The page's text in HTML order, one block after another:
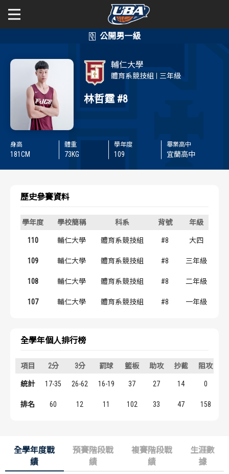
公開男一級 賽事資訊
賽程表
球隊資訊
歷屆冠軍
歷屆個人獎得主
公開女一級
賽事資訊
賽程表
球隊資訊
歷屆冠軍
歷屆個人獎得主
二級與一般組
新聞
輔仁大學
體育系競技組 三年級
林哲霆 #8
身高
181CM
體重
73KG
學年度
109
畢業高中
宜蘭高中
歷史參賽資料
學年度 學校簡稱 科系 背號 年級
110 輔仁大學 體育系競技組 #8 大四
109 輔仁大學 體育系競技組 #8 三年級
108 輔仁大學 體育系競技組 #8 二年級
107 輔仁大學 體育系競技組 #8 一年級
全學年個人排行榜
項目 2分 3分 罰球 籃板 助攻 抄截 阻攻
統計 17-35 26-62 16-19 37 27 14 0
排名 60 12 11 102 33 47 158
全學年度戰
績
預賽階段戰
績
複賽階段戰
績
生涯數
據